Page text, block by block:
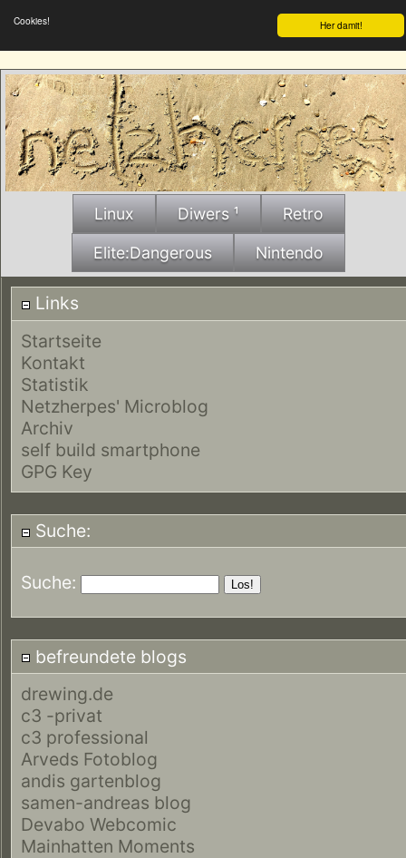
Her damit!
Cookies!
Linux Diwers ¹ Retro
Elite:Dangerous Nintendo
Links
Startseite
Kontakt
Statistik
Netzherpes' Microblog
Archiv
self build smartphone
GPG Key
Suche:
Suche:
befreundete blogs
drewing.de
c3 -privat
c3 professional
Arveds Fotoblog
andis gartenblog
samen-andreas blog
Devabo Webcomic
Mainhatten Moments